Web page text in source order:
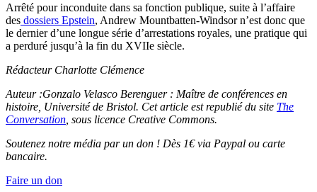
Arrêté pour inconduite dans sa fonction publique, suite à l’affaire
des dossiers Epstein, Andrew Mountbatten-Windsor n’est donc que
le dernier d’une longue série d’arrestations royales, une pratique qui
a perduré jusqu’à la fin du XVIIe siècle.
Rédacteur Charlotte Clémence
Auteur :Gonzalo Velasco Berenguer : Maître de conférences en
histoire, Université de Bristol. Cet article est republié du site The
Conversation , sous licence Creative Commons.
Soutenez notre média par un don ! Dès 1€ via Paypal ou carte
bancaire.
Faire un don